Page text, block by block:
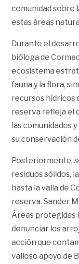
comunidad sobre
estas áreas
Durante el
bióloga de
ecosistema
fauna y la flora,
recursos hídricos
reserva refleja el
las comunidades
su conservación
Posteriormente,
residuos sólidos,
hasta la valla de
reserva. Sander
Áreas protegidas
denunciar los
acción que
valioso apoyo de